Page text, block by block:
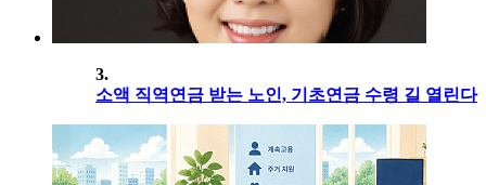
3.
소액 직역연금 받는 노인, 기초연금 수령 길 열린다